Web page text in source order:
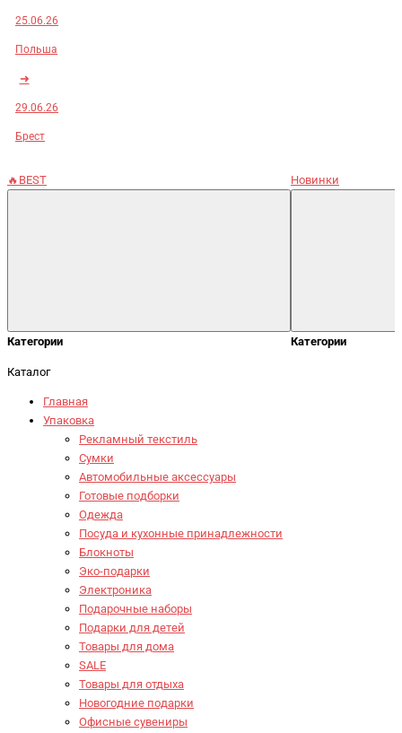
25.06.26
Польша
➜
29.06.26
Брест
🔥BEST
Категории
Новинки
Категории
Каталог
Главная
Упаковка
Рекламный текстиль
Сумки
Автомобильные аксессуары
Готовые подборки
Одежда
Посуда и кухонные принадлежности
Блокноты
Эко-подарки
Электроника
Подарочные наборы
Подарки для детей
Товары для дома
SALE
Товары для отдыха
Новогодние подарки
Офисные сувениры